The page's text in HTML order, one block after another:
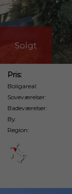
Solgt
Pris:
Boligareal:
Soveværelser:
Badeværelser:
By:
Region: